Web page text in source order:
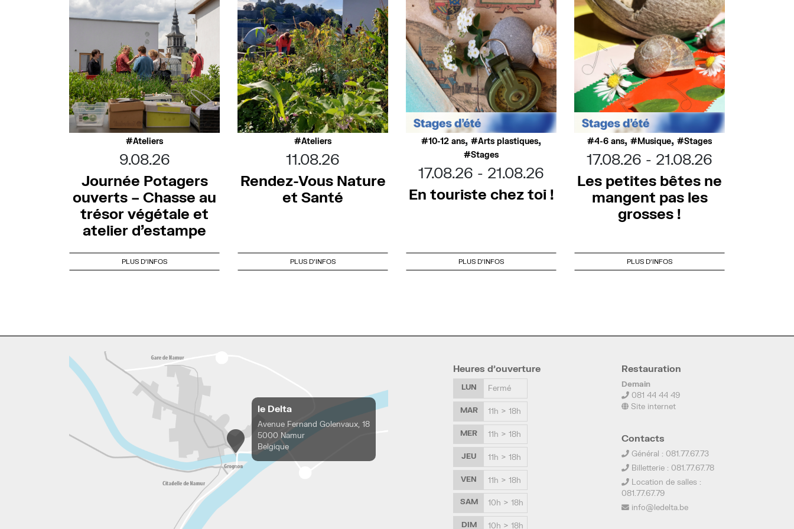
Ateliers
9.08.26
Journée Potagers
ouverts – Chasse au
trésor végétale et
atelier d’estampe
PLUS D'INFOS
Ateliers
11.08.26
Rendez-Vous Nature
et Santé
PLUS D'INFOS
10-12 ans, Arts plastiques,
Stages
17.08.26
21.08.26
En touriste chez toi !
PLUS D'INFOS
4-6 ans, Musique, Stages
17.08.26
21.08.26
Les petites bêtes ne
mangent pas les
grosses !
PLUS D'INFOS
le Delta
Avenue Fernand Golenvaux, 18
5000 Namur
Belgique
Heures d’ouverture
LUN Fermé
MAR 11h > 18h
MER 11h > 18h
JEU 11h > 18h
VEN 11h > 18h
SAM 10h > 18h
DIM 10h > 18h
Restauration
Demain
081 44 44 49
Site internet
Contacts
Général : 081.77.67.73
Billetterie : 081.77.67.78
Location de salles :
081.77.67.79
info@ledelta.be